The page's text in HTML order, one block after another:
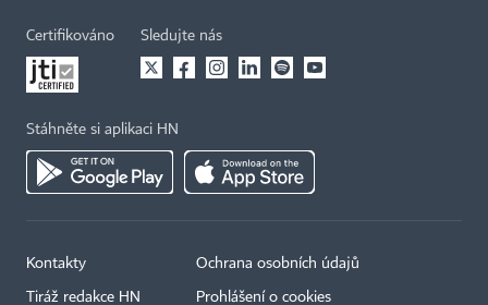
Certifikováno Sledujte nás
Stáhněte si aplikaci HN
Kontakty
Tiráž redakce HN
Ochrana osobních údajů
Prohlášení o cookies